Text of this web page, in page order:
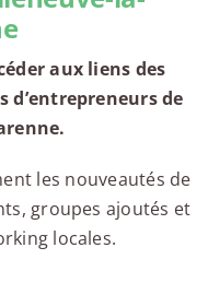
aux liens des
d’entrepreneurs de
les nouveautés de
groupes ajoutés et
locales.